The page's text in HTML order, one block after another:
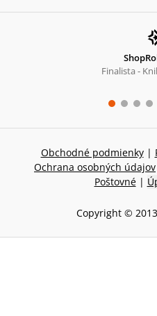
Finalista -
Obchodné podmienky |
Ochrana osobných údajov
Poštovné |
Copyright ©